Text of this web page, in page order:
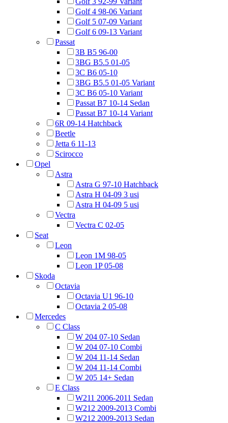
Golf 4 98-06 Variant
Golf 5 07-09 Variant
Golf 6 09-13 Variant
Passat
3B B5 96-00
3BG B5.5 01-05
3C B6 05-10
3BG B5.5 01-05 Variant
3C B6 05-10 Variant
Passat B7 10-14 Sedan
Passat B7 10-14 Variant
6R 09-14 Hatchback
Beetle
Jetta 6 11-13
Scirocco
Opel
Astra
Astra G 97-10 Hatchback
Astra H 04-09 3 usi
Astra H 04-09 5 usi
Vectra
Vectra C 02-05
Seat
Leon
Leon 1M 98-05
Leon 1P 05-08
Skoda
Octavia
Octavia U1 96-10
Octavia 2 05-08
Mercedes
C Class
W 204 07-10 Sedan
W 204 07-10 Combi
W 204 11-14 Sedan
W 204 11-14 Combi
W 205 14+ Sedan
E Class
W211 2006-2011 Sedan
W212 2009-2013 Combi
W212 2009-2013 Sedan